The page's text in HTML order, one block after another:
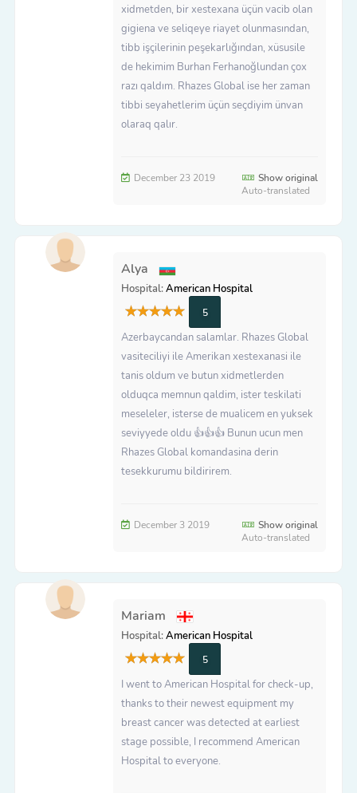
xidmetden, bir xestexana üçün vacib olan
gigiena ve seliqeye riayet olunmasından,
tibb işçilerinin peşekarlığından, xüsusile
de hekimim Burhan Ferhanoğlundan çox
razı qaldım. Rhazes Global ise her zaman
tibbi seyahetlerim üçün seçdiyim ünvan
olaraq qalır.
December 23 2019
Show original
Auto-translated
Alya
Hospital:American Hospital
5
Azerbaycandan salamlar. Rhazes Global
vasiteciliyi ile Amerikan xestexanasi ile
tanis oldum ve butun xidmetlerden
olduqca memnun qaldim, ister teskilati
meseleler, isterse de mualicem en yuksek
seviyyede oldu 👍👍👍 Bunun ucun men
Rhazes Global komandasina derin
tesekkurumu bildirirem.
December 3 2019
Show original
Auto-translated
Mariam
Hospital:American Hospital
5
I went to American Hospital for check-up,
thanks to their newest equipment my
breast cancer was detected at earliest
stage possible, I recommend American
Hospital to everyone.